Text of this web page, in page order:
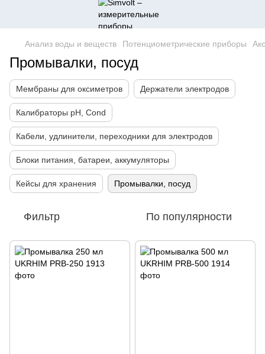
Анализ воды и веществ Потенциометрические приборы
Промывалки, посуд
Мембраны для оксиметров Держатели электродов
Калибраторы pH, Cond
Кабели, удлинители, переходники для электродов
Блоки питания, батареи, аккумуляторы
Кейсы для хранения Промывалки, посуд
Фильтр По популярности